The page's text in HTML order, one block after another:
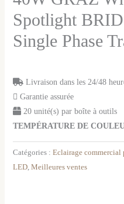
Spotlight
Single Phase
Livraison dans les 24/48
Garantie assurée
20 unité(s) par boîte à outils
TEMPÉRATURE DE
Catégories : Eclairage commercial
LED, Meilleures ventes